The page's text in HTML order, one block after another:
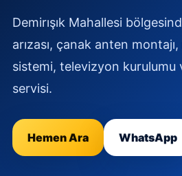
Demirışık Mahallesi
arızası, çanak anten
sistemi, televizyon kurulumu
servisi.
Hemen Ara WhatsApp